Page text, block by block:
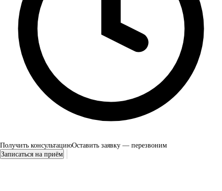
Получить консультациюОставить заявку — перезвоним
Записаться на приём